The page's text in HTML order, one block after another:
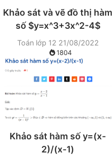
Khảo sát và vẽ đồ thị hàm
số $y=x^3+3x^2-4$
Toán lớp 12 21/08/2022
1804
Khảo sát hàm số y=(x-
2)/(x-1)